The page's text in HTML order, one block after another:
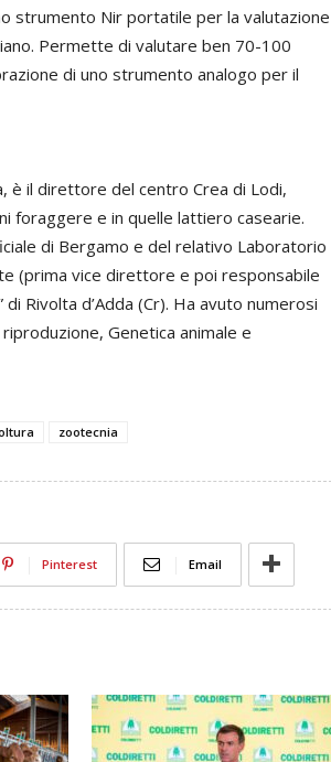
strumento Nir portatile per la valutazione
Permette di valutare ben 70-100
di uno strumento analogo per il
è il direttore del centro Crea di Lodi,
foraggere e in quelle lattiero casearie.
di Bergamo e del relativo Laboratorio
(prima vice direttore e poi responsabile
Rivolta d’Adda (Cr). Ha avuto numerosi
Genetica animale e
zootecnia
Pinterest Email